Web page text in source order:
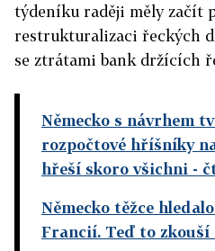
týdeníku raději měly začít
restrukturalizaci řeckých
se ztrátami bank držících
Německo s návrhem
rozpočtové hříšníky
hřeší skoro všichni -
Německo těžce
Francií. Teď to